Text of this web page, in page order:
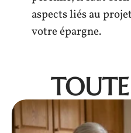
aspects liés au
votre épargne.